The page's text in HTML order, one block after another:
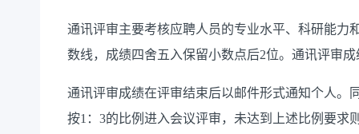
通讯评审主要考核应聘人员的专业水平、科研能力
数线，成绩四舍五入保留小数点后2位。通讯评审
通讯评审成绩在评审结束后以邮件形式通知个人。
按1：3的比例进入会议评审，未达到上述比例要